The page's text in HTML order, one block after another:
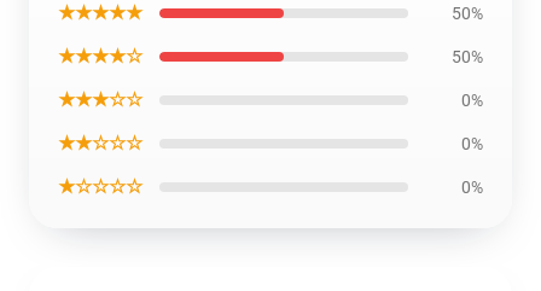
★★★★★ 50%
★★★★☆ 50%
★★★☆☆ 0%
★★☆☆☆ 0%
★☆☆☆☆ 0%